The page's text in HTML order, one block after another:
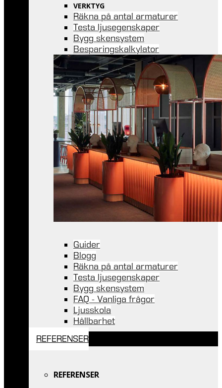
VERKTYG
Räkna på antal armaturer
Testa ljusegenskaper
Bygg skensystem
Besparingskalkylator
Guider
Blogg
Räkna på antal armaturer
Testa ljusegenskaper
Bygg skensystem
FAQ - Vanliga frågor
Ljusskola
Hållbarhet
REFERENSER
REFERENSER